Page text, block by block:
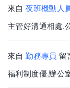
來自夜班機動人
主管好溝通相處.
來自勤務專員 留
福利制度優,辦公